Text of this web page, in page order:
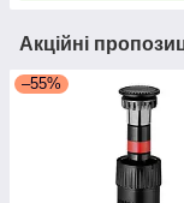
Акційні
–55%